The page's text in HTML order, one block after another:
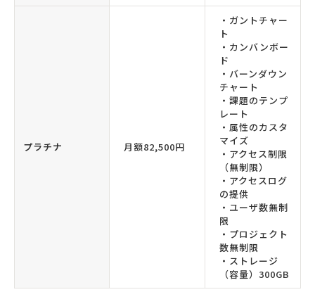
プラチナ 月額82,500円
・ガントチャー
ト
・カンバンボー
ド
・バーンダウン
チャート
・課題のテンプ
レート
・属性のカスタ
マイズ
・アクセス制限
（無制限）
・アクセスログ
の提供
・ユーザ数無制
限
・プロジェクト
数無制限
・ストレージ
（容量）300GB